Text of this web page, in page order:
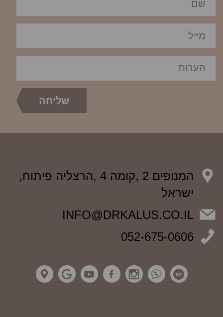
המנופים 2 ,קומה 4 ,הרצליה פיתוח,
ישראל
INFO@DRKALUS.CO.IL
052-675-0606